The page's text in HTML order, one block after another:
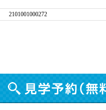
2101001000272